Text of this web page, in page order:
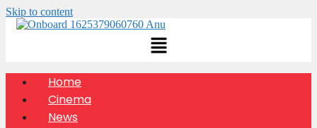
Skip to content
Home
Cinema
News